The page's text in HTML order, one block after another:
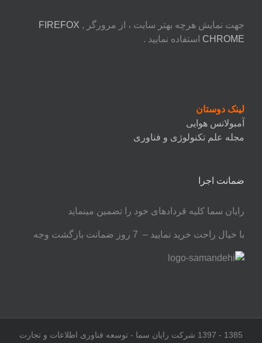
جهت نمایش هرچه بهتر سایت ، از مرورگر FIREFOX ,
CHROME استفاده نمایید .
لینک دوستان
آمبولانس هوایی
مجله علم تکنولوژی و فناوری
ضمانت اجرا
رایان سما کلیه قردادهای خود را تضمین مینماید
با خیال راحت خرید نمایید – 7 روز ضمانت بازگشت وجه
1385 - 1397 شرکت رایان سما - توسعه فناوری اطلاعات و تجارت